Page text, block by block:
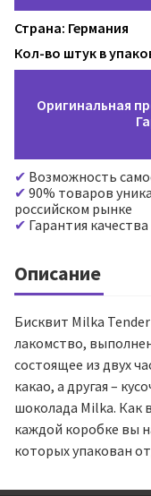
Страна: Германия
Кол-во штук в
Оригинальная
Возможность
90% товаров
российском рынке
Гарантия качества
Описание
Бисквит Milka Tender
лакомство,
состоящее из двух
какао, а другая –
шоколада Milka. Как
каждой коробке вы
которых упакован